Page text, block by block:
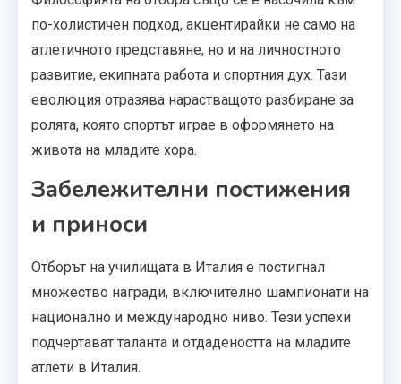
по-холистичен подход, акцентирайки не само на
атлетичното представяне, но и на личностното
развитие, екипната работа и спортния дух. Тази
еволюция отразява нарастващото разбиране за
ролята, която спортът играе в оформянето на
живота на младите хора.
Забележителни постижения
и приноси
Отборът на училищата в Италия е постигнал
множество награди, включително шампионати на
национално и международно ниво. Тези успехи
подчертават таланта и отдадеността на младите
атлети в Италия.